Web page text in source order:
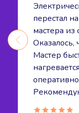
перестал
мастера из
Оказалось,
Мастер